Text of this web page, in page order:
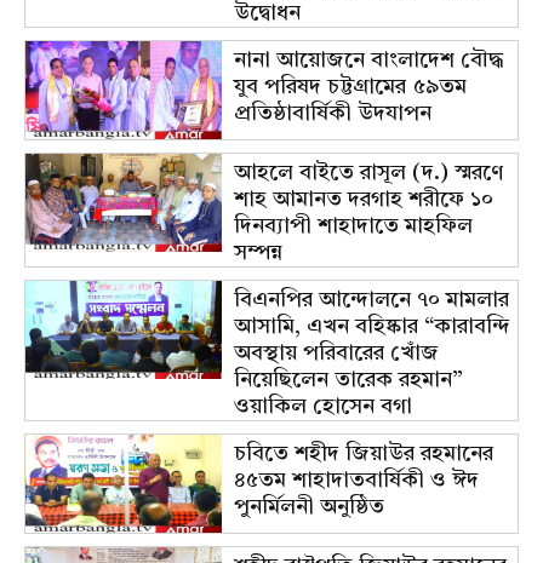
উদ্বোধন
নানা আয়োজনে বাংলাদেশ বৌদ্ধ
যুব পরিষদ চট্টগ্রামের ৫৯তম
প্রতিষ্ঠাবার্ষিকী উদযাপন
আহলে বাইতে রাসূল (দ.) স্মরণে
শাহ আমানত দরগাহ শরীফে ১০
দিনব্যাপী শাহাদাতে মাহফিল
সম্পন্ন
বিএনপির আন্দোলনে ৭০ মামলার
আসামি, এখন বহিষ্কার “কারাবন্দি
অবস্থায় পরিবারের খোঁজ
নিয়েছিলেন তারেক রহমান”
ওয়াকিল হোসেন বগা
চবিতে শহীদ জিয়াউর রহমানের
৪৫তম শাহাদাতবার্ষিকী ও ঈদ
পুনর্মিলনী অনুষ্ঠিত